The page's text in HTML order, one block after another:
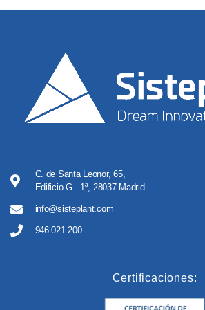
C. de Santa Leonor, 65,
Edificio G - 1ª, 28037 Madrid
info@sisteplant.com
946 021 200
Certificaciones: